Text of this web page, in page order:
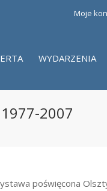
Moje
WYDARZENIA
2007
poświęcona